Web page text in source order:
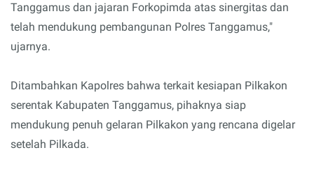
Tanggamus dan jajaran Forkopimda atas sinergitas dan
telah mendukung pembangunan Polres Tanggamus,"
ujarnya.
Ditambahkan Kapolres bahwa terkait kesiapan Pilkakon
serentak Kabupaten Tanggamus, pihaknya siap
mendukung penuh gelaran Pilkakon yang rencana digelar
setelah Pilkada.